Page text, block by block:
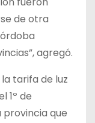
de otra
agregó.
tarifa de luz
1º de
provincia que